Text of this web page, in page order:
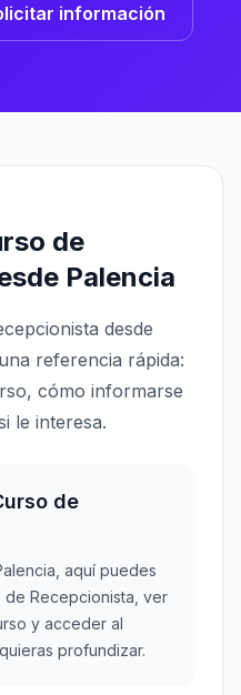
información
de
Palencia
desde
referencia rápida:
cómo informarse
le interesa.
de
aquí puedes
de Recepcionista, ver
y acceder al
profundizar.